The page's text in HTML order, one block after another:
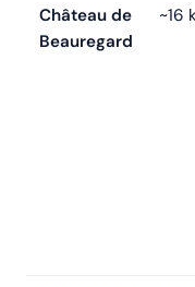
Château de
Beauregard
~16